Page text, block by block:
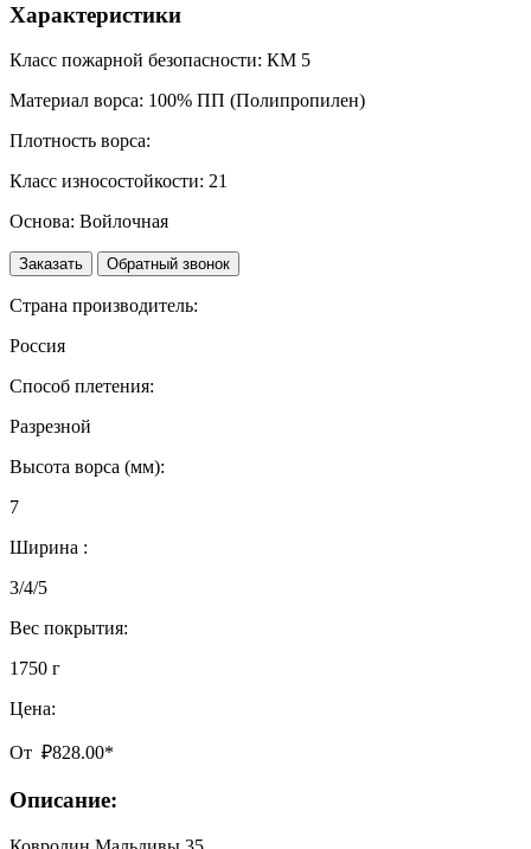
Характеристики
Класс пожарной безопасности: КМ 5
Материал ворса: 100% ПП (Полипропилен)
Плотность ворса:
Класс износостойкости: 21
Основа: Войлочная
Заказать Обратный звонок
Страна производитель:
Россия
Способ плетения:
Разрезной
Высота ворса (мм):
7
Ширина :
3/4/5
Вес покрытия:
1750 г
Цена:
От ₽828.00*
Описание: